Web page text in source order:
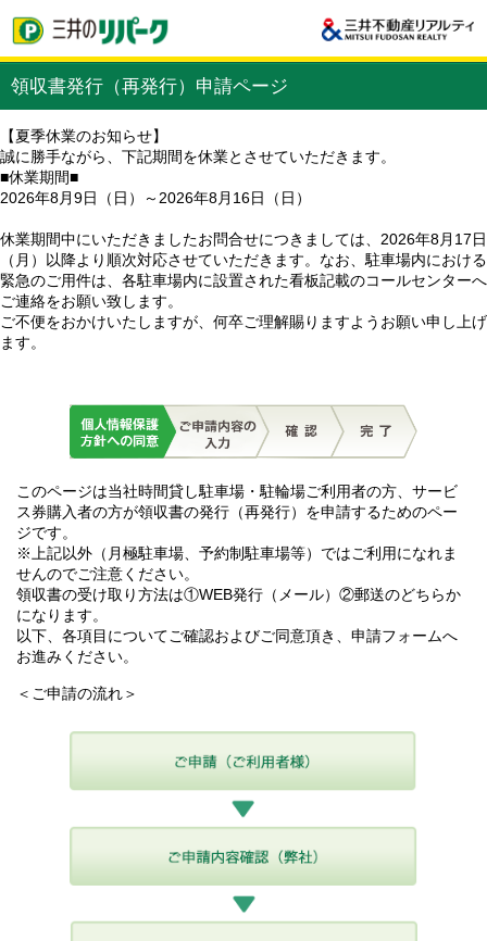
領収書発行（再発行）申請ページ
【夏季休業のお知らせ】
誠に勝手ながら、下記期間を休業とさせていただきます。
■休業期間■
2026年8月9日（日）～2026年8月16日（日）
休業期間中にいただきましたお問合せにつきましては、2026年8月17日
（月）以降より順次対応させていただきます。なお、駐車場内における
緊急のご用件は、各駐車場内に設置された看板記載のコールセンターへ
ご連絡をお願い致します。
ご不便をおかけいたしますが、何卒ご理解賜りますようお願い申し上げ
ます。
このページは当社時間貸し駐車場・駐輪場ご利用者の方、サービ
ス券購入者の方が領収書の発行（再発行）を申請するためのペー
ジです。
※上記以外（月極駐車場、予約制駐車場等）ではご利用になれま
せんのでご注意ください。
領収書の受け取り方法は①WEB発行（メール）②郵送のどちらか
になります。
以下、各項目についてご確認およびご同意頂き、申請フォームへ
お進みください。
＜ご申請の流れ＞